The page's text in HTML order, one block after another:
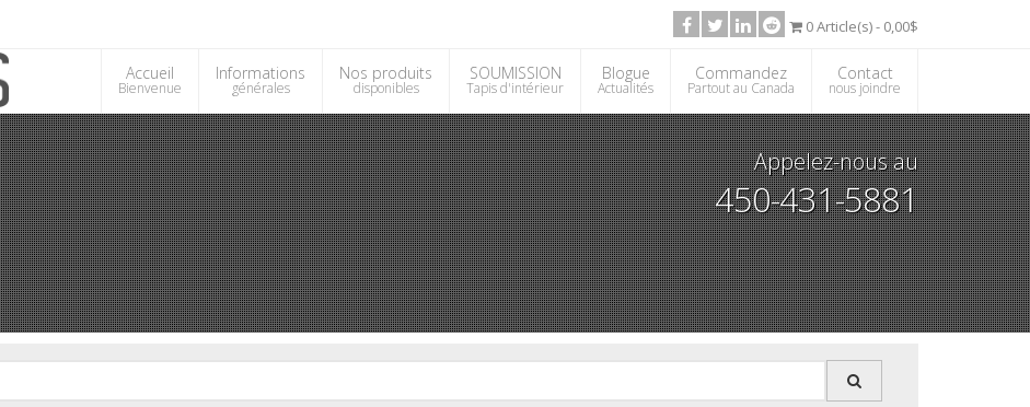
0 Article(s) - 0,00$
Accueil
Bienvenue
Informations
générales
Nos produits
disponibles
SOUMISSION
Tapis d'intérieur
Blogue
Actualités
Commandez
Partout au Canada
Contact
nous joindre
Appelez-nous au
450-431-5881